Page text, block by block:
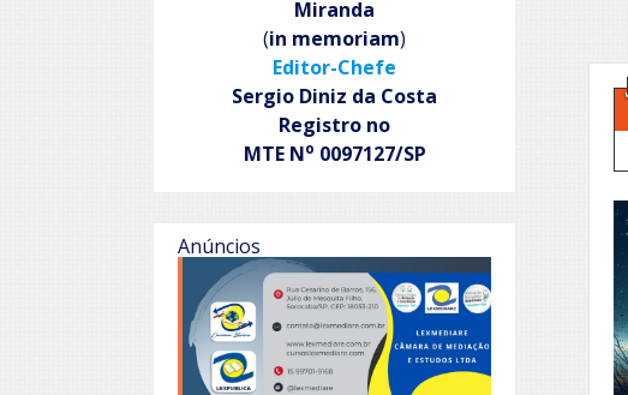
Miranda
(in memoriam)
Editor-Chefe
Sergio Diniz da Costa
Registro no
MTE No 0097127/SP
Anúncios